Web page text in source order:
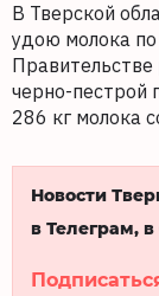
В Тверской
удою молока по
черно-пестрой
286 кг молока
Новости
в Телеграм,